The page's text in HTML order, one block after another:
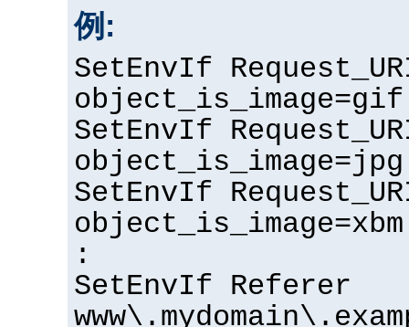
例:
SetEnvIf
object_is_image=gif
SetEnvIf
object_is_image=jpg
SetEnvIf
object_is_image=xbm
:
SetEnvIf Referer